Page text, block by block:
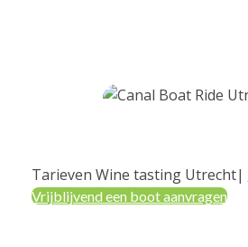
Tarieven Wine tasting Utrecht|
Vrijblijvend een boot aanvragen